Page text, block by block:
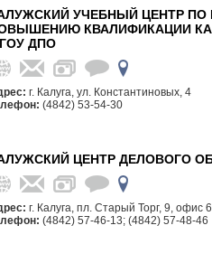
УЧЕБНЫЙ ЦЕНТР ПО
КВАЛИФИКАЦИИ
ДПО
г. Калуга, ул. Константиновых, 4
(4842) 53-54-30
ЦЕНТР ДЕЛОВОГО
г. Калуга, пл. Старый Торг, 9, офис
(4842) 57-46-13; (4842) 57-48-46